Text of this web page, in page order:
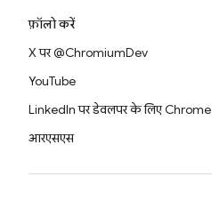
फ़ॉलो करें
X पर @ChromiumDev
YouTube
LinkedIn पर डेवलपर के लिए Chrome
आरएसएस